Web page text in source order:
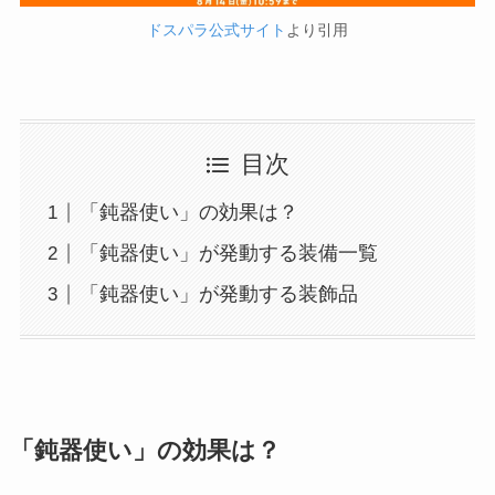
ドスパラ公式サイト より引用
目次
「鈍器使い」の効果は？
「鈍器使い」が発動する装備一覧
「鈍器使い」が発動する装飾品
「鈍器使い」の効果は？